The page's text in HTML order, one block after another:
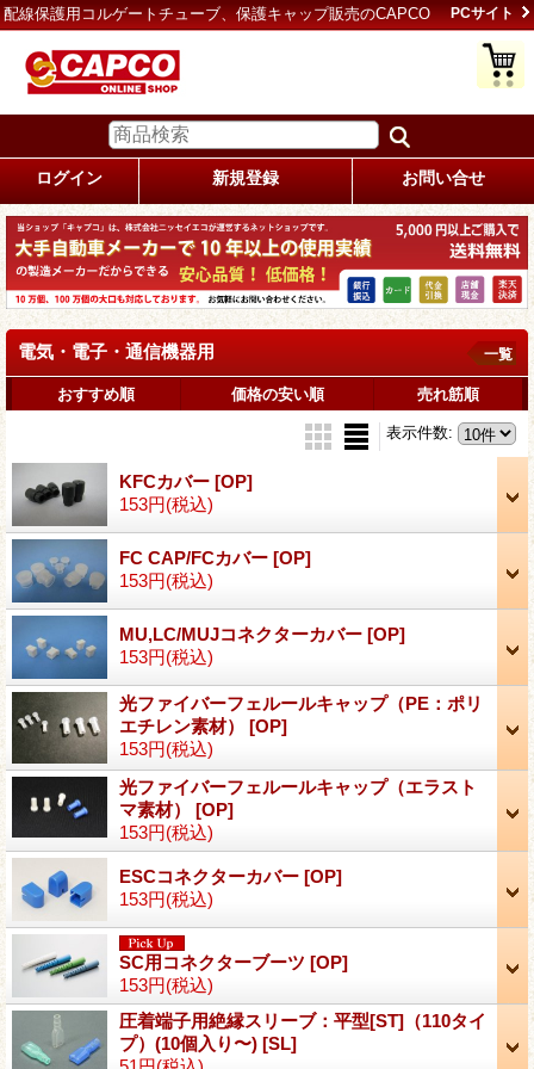
配線保護用コルゲートチューブ、保護キャップ販売のCAPCO PCサイト
ログイン 新規登録 お問い合せ
電気・電子・通信機器用 一覧
おすすめ順 価格の安い順 売れ筋順
表示件数:
KFCカバー [OP]
153円(税込)
FC CAP/FCカバー [OP]
153円(税込)
MU,LC/MUJコネクターカバー [OP]
153円(税込)
光ファイバーフェルールキャップ（PE：ポリ
エチレン素材） [OP]
153円(税込)
光ファイバーフェルールキャップ（エラスト
マ素材） [OP]
153円(税込)
ESCコネクターカバー [OP]
153円(税込)
SC用コネクターブーツ [OP]
153円(税込)
圧着端子用絶縁スリーブ：平型[ST]（110タイ
プ）(10個入り〜) [SL]